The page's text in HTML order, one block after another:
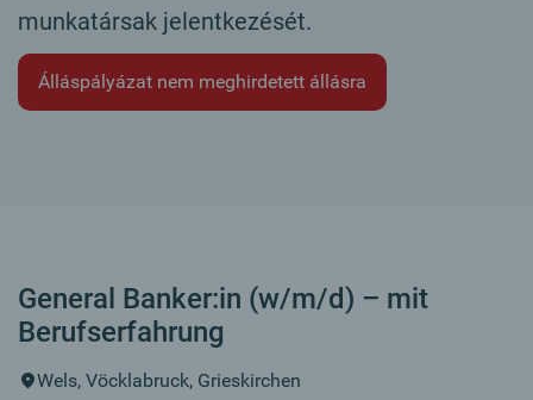
munkatársak jelentkezését.
Álláspályázat nem meghirdetett állásra
General Banker:in (w/m/d) – mit
Berufserfahrung
Wels, Vöcklabruck, Grieskirchen